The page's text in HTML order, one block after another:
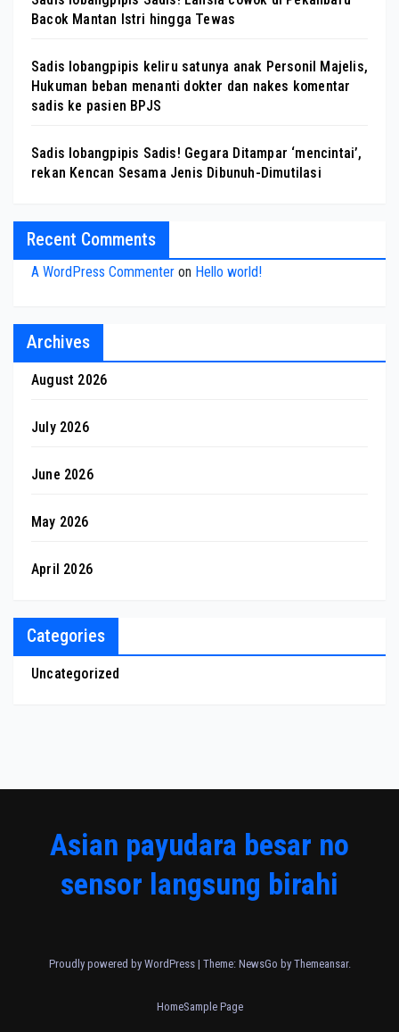
Bacok Mantan Istri hingga Tewas
Sadis lobangpipis keliru satunya anak Personil Majelis,
Hukuman beban menanti dokter dan nakes komentar
sadis ke pasien BPJS
Sadis lobangpipis Sadis! Gegara Ditampar ‘mencintai’,
rekan Kencan Sesama Jenis Dibunuh-Dimutilasi
Recent Comments
A WordPress Commenter on Hello world!
Archives
August 2026
July 2026
June 2026
May 2026
April 2026
Categories
Uncategorized
Asian payudara besar no
sensor langsung birahi
Proudly powered by WordPress | Theme: NewsGo by Themeansar.
HomeSample Page